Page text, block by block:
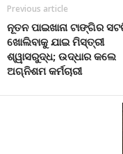
Previous article
ନୂତନ ପାଇଖାନା ଟାଙ୍ଗିର
ଖୋଲିବାକୁ ଯାଇ ମିସ୍ତ୍ରୀ
ଶ୍ୱାସରୁଦ୍ଧ; ଉଦ୍ଧାର କଲେ
ଅଗ୍ନିଶମ କର୍ମଚାରୀ